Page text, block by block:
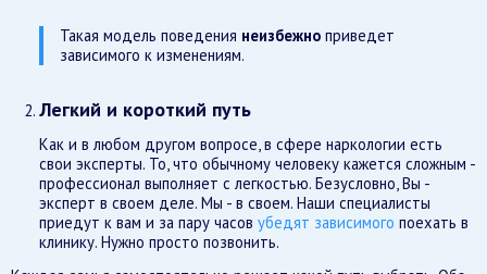
Такая модель поведения неизбежно приведет
зависимого к изменениям.
Легкий и короткий путь
Как и в любом другом вопросе, в сфере наркологии есть
свои эксперты. То, что обычному человеку кажется сложным -
профессионал выполняет с легкостью. Безусловно, Вы -
эксперт в своем деле. Мы - в своем. Наши специалисты
приедут к вам и за пару часов убедят зависимого поехать в
клинику. Нужно просто позвонить.